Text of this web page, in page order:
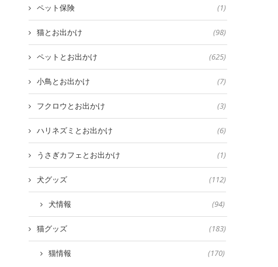
ペット保険 (1)
猫とお出かけ (98)
ペットとお出かけ (625)
小鳥とお出かけ (7)
フクロウとお出かけ (3)
ハリネズミとお出かけ (6)
うさぎカフェとお出かけ (1)
犬グッズ (112)
犬情報 (94)
猫グッズ (183)
猫情報 (170)